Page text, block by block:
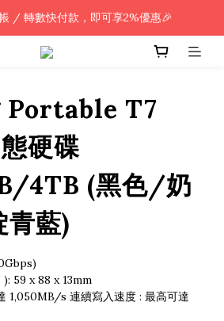
/ 轉數快付款，即可享2%優惠🎉
/ 轉數快付款，即可享2%優惠🎉
，即享免運優惠 (只限香港)
Portable T7
硬碟
4TB (黑色/奶
藍)
59 x 88 x 13mm
1,050MB/s 連續寫入速度 : 最高可達